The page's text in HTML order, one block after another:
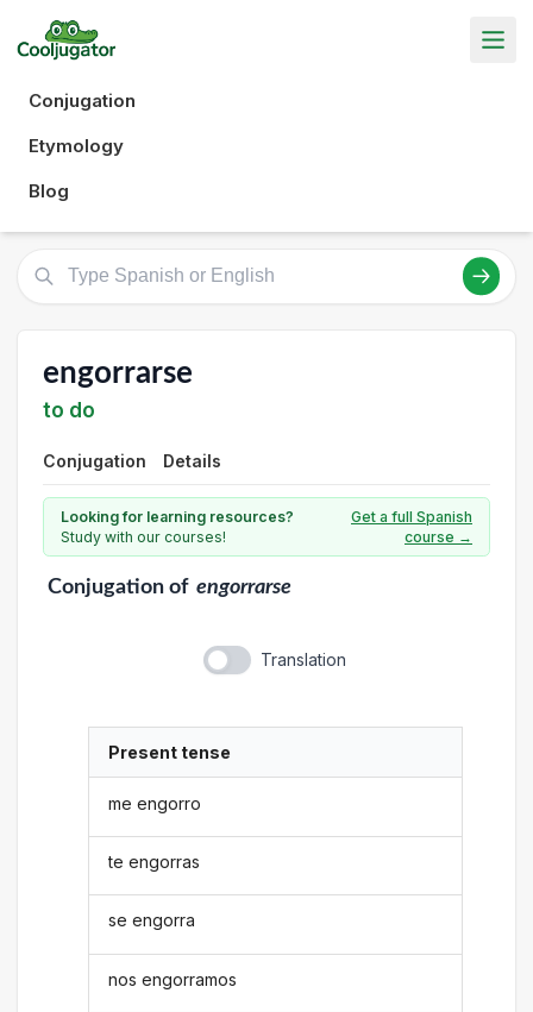
Conjugation
Etymology
Blog
engorrarse
to do
Conjugation Details
Looking for learning resources?
Study with our courses!
Get a full Spanish
course →
Conjugationof engorrarse
Translation
Present tense
me engorro
te engorras
se engorra
nos engorramos